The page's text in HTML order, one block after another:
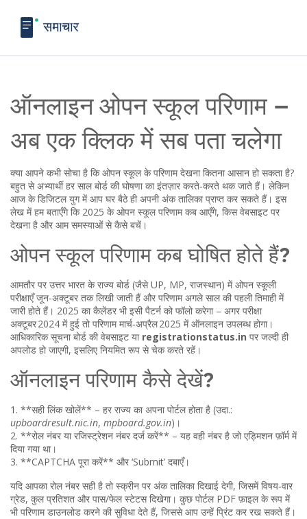
ऑनलाइन ओपन स्कूल परिणाम –
अब एक क्लिक में सब पता चलेगा
क्या आपने कभी सोचा है कि ओपन स्कूल के परिणाम देखना कितना आसान हो सकता है?
बहुत से अभ्यार्थी हर साल बोर्ड की घोषणा का इंतज़ार करते‑करते थक जाते हैं। लेकिन
आज के डिजिटल युग में आप घर बैठे ही अपनी अंक तालिका प्राप्त कर सकते हैं। इस
लेख में हम बताएँगे कि 2025 के ओपन स्कूल परिणाम कब आएँगे, किस वेबसाइट पर
देखना है और आम समस्याओं से कैसे बचें।
ओपन स्कूल परिणाम कब घोषित होते हैं?
आमतौर पर उत्तर भारत के राज्य बोर्ड (जैसे UP, MP, राजस्थान) में ओपन स्कूली
परीक्षाएँ जून‑अक्टूबर तक लिखी जाती हैं और परिणाम अगले साल की पहली तिमाही में
जारी होते हैं। 2025 का कैलेंडर भी इसी पैटर्न को फॉलो करेगा – अगर परीक्षा
अक्टूबर 2024 में हुई तो परिणाम मार्च‑अप्रैल 2025 में ऑनलाइन उपलब्ध होगा।
आधिकारिक सूचना बोर्ड की वेबसाइट या registrationstatus.in पर जल्दी ही
अपलोड हो जाएगी, इसलिए नियमित रूप से चेक करते रहें।
ऑनलाइन परिणाम कैसे देखें?
1. **सही लिंक खोलें** – हर राज्य का अपना पोर्टल होता है (उदा.:
upboardresult.nic.in, mpboard.gov.in)।
2. **रोल नंबर या रजिस्ट्रेशन नंबर दर्ज करें** – यह वही नंबर है जो एड्मिशन फ़ॉर्म में
दिया गया था।
3. **CAPTCHA पूरा करें** और ‘Submit’ दबाएँ।
यदि आपका रोल नंबर सही है तो स्क्रीन पर अंक तालिका दिखाई देगी, जिसमें विषय‑वार
ग्रेड, कुल प्रतिशत और पास/फेल स्टेटस दिखेगा। कुछ पोर्टल PDF फ़ाइल के रूप में
भी परिणाम डाउनलोड करने की सुविधा देते हैं, जिससे आप उन्हें प्रिंट कर रख सकते हैं।